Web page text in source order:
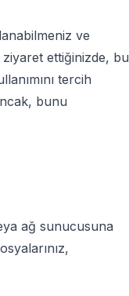
ve
ziyaret ettiğinizde, bu
tercih
bunu
ağ sunucusuna